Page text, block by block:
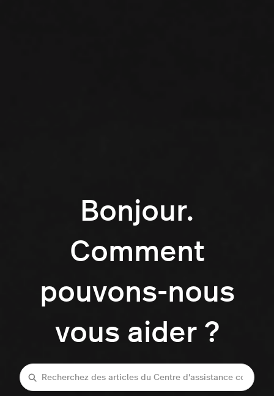
Bonjour.
Comment
pouvons-nous
vous aider ?
Recherche